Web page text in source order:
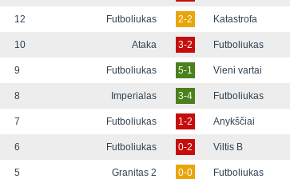
12 Futboliukas 2-2 Katastrofa
10 Ataka 3-2 Futboliukas
9 Futboliukas 5-1 Vieni vartai
8 Imperialas 3-4 Futboliukas
7 Futboliukas 1-2 Anykščiai
6 Futboliukas 0-2 Viltis B
5 Granitas 2 0-0 Futboliukas